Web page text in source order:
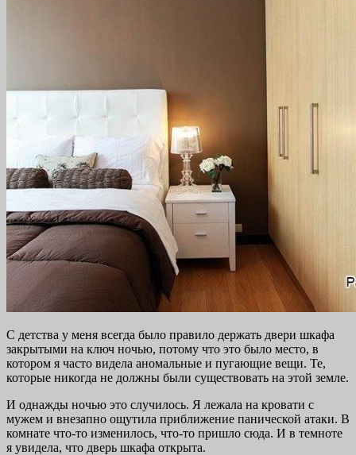
С детства у меня всегда было правило держать двери шкафа
закрытыми на ключ ночью, потому что это было место, в
котором я часто видела аномальные и пугающие вещи. Те,
которые никогда не должны были существовать на этой земле.
И однажды ночью это случилось. Я лежала на кровати с
мужем и внезапно ощутила приближение панической атаки. В
комнате что-то изменилось, что-то пришло сюда. И в темноте
я увидела, что дверь шкафа открыта.